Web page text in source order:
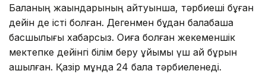
Баланың жақындарының айтуынша, тәрбиеші бұған
дейін де істі болған. Дегенмен бұдан балабақша
басшылығы хабарсыз. Оқиға болған жекеменшік
мектепке дейінгі білім беру ұйымы үш ай бұрын
ашылған. Қазір мұнда 24 бала тәрбиеленеді.